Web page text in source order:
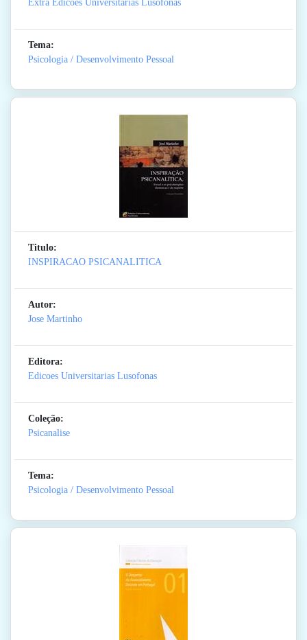
Extra Edicoes Universitarias Lusofonas
Tema:
Psicologia / Desenvolvimento Pessoal
Titulo:
INSPIRACAO PSICANALITICA
Autor:
Jose Martinho
Editora:
Edicoes Universitarias Lusofonas
Coleção:
Psicanalise
Tema:
Psicologia / Desenvolvimento Pessoal